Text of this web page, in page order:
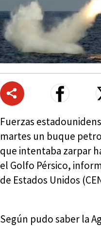
Fuerzas
martes un buque
que intentaba zarpar
el Golfo Pérsico,
de Estados Unidos
Según pudo saber la